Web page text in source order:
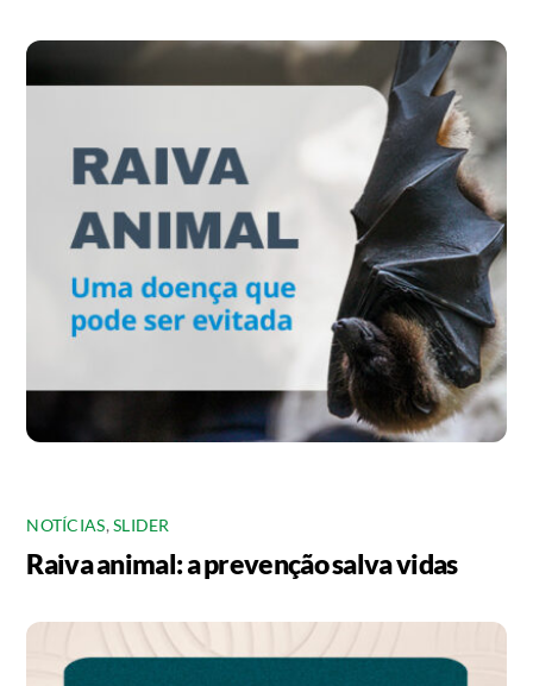
NOTÍCIAS,SLIDER
Raiva animal: a prevenção salva vidas